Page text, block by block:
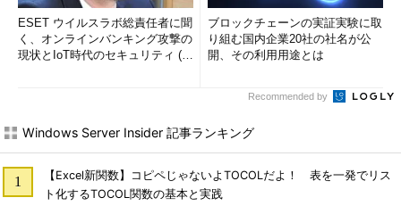
ESET ウイルスラボ総責任者に聞
く、オンラインバンキング攻撃の
現状とIoT時代のセキュリティ (1/
ブロックチェーンの実証実験に取
り組む国内企業20社の社名が公
開、その利用用途とは
Recommended by
Windows Server Insider 記事ランキング
【Excel新関数】コピペじゃないよTOCOLだよ！ 表を一発でリス
ト化するTOCOL関数の基本と実践